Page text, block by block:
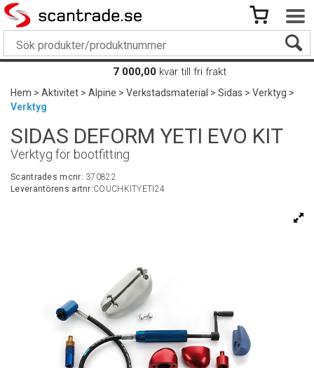
7 000,00 kvar till fri frakt
Hem>Aktivitet>Alpine>Verkstadsmaterial >Sidas>Verktyg>
Verktyg
SIDAS DEFORM YETI EVO KIT
Verktyg för bootfitting
Scantrades mcnr: 370822
Leverantörens artnr:COUCHKITYETI24